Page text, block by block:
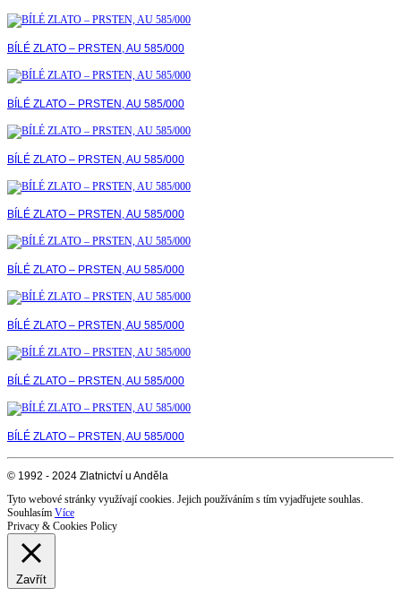
BÍLÉ ZLATO – PRSTEN, AU 585/000
BÍLÉ ZLATO – PRSTEN, AU 585/000
BÍLÉ ZLATO – PRSTEN, AU 585/000
BÍLÉ ZLATO – PRSTEN, AU 585/000
BÍLÉ ZLATO – PRSTEN, AU 585/000
BÍLÉ ZLATO – PRSTEN, AU 585/000
BÍLÉ ZLATO – PRSTEN, AU 585/000
BÍLÉ ZLATO – PRSTEN, AU 585/000
© 1992 - 2024 Zlatnictví u Anděla
Tyto webové stránky využívají cookies. Jejich používáním s tím vyjadřujete souhlas.
Souhlasím Více
Privacy & Cookies Policy
Zavřít